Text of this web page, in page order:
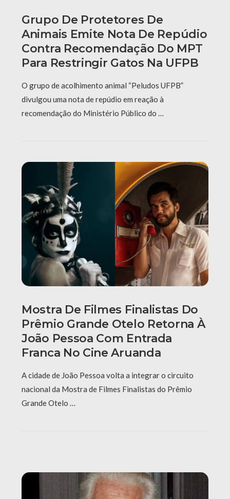
Grupo De Protetores De
Animais Emite Nota De Repúdio
Contra Recomendação Do MPT
Para Restringir Gatos Na UFPB
O grupo de acolhimento animal “Peludos UFPB”
divulgou uma nota de repúdio em reação à
recomendação do Ministério Público do …
Mostra De Filmes Finalistas Do
Prêmio Grande Otelo Retorna À
João Pessoa Com Entrada
Franca No Cine Aruanda
A cidade de João Pessoa volta a integrar o circuito
nacional da Mostra de Filmes Finalistas do Prêmio
Grande Otelo …